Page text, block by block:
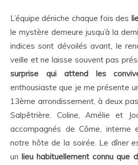
L’équipe déniche chaque fois des
le mystère demeure jusqu’à la
indices sont dévoilés avant, le
veille et ne laisse souvent pas
surprise qui attend les
enthousiaste que je me présente
13ème arrondissement, à deux
Salpêtrière. Coline, Amélie et
accompagnés de Côme, interne
notre hôte de la soirée. Le dîner
un lieu habituellement connu que